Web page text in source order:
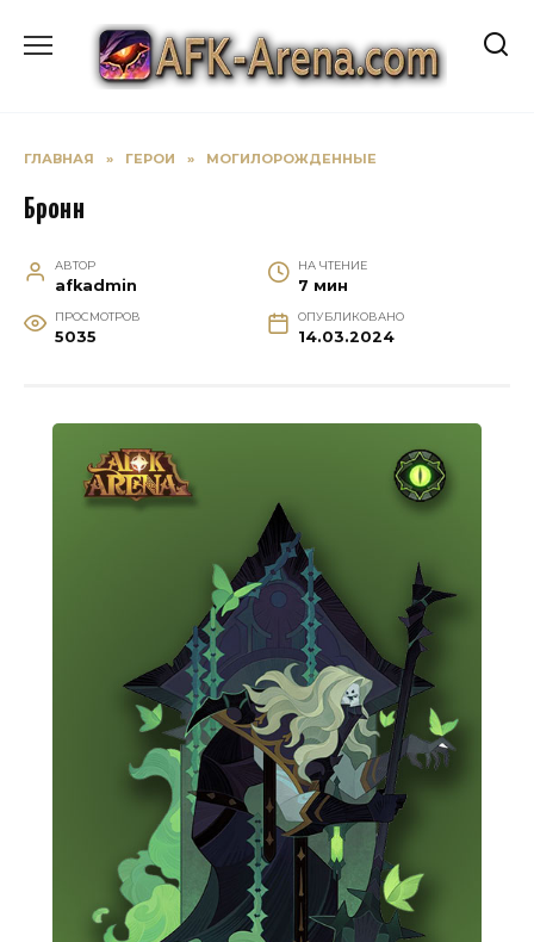
содержанию
ГЛАВНАЯ » ГЕРОИ » МОГИЛОРОЖДЕННЫЕ
Бронн
АВТОР
afkadmin
НА ЧТЕНИЕ
7 мин
ПРОСМОТРОВ
5035
ОПУБЛИКОВАНО
14.03.2024